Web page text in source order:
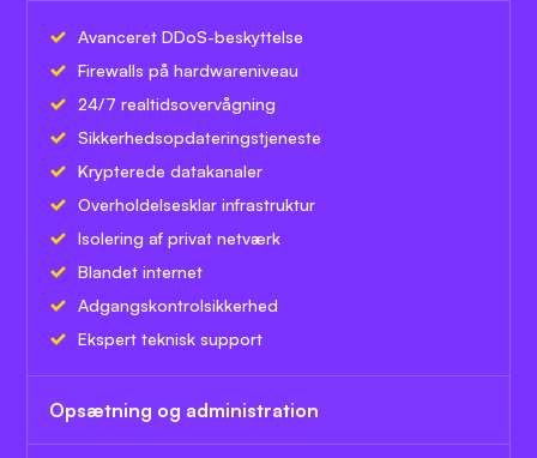
Avanceret DDoS-beskyttelse
Firewalls på hardwareniveau
24/7 realtidsovervågning
Sikkerhedsopdateringstjeneste
Krypterede datakanaler
Overholdelsesklar infrastruktur
Isolering af privat netværk
Blandet internet
Adgangskontrolsikkerhed
Ekspert teknisk support
Opsætning og administration